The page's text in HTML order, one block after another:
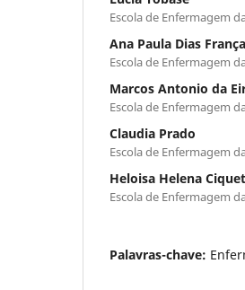
Escola de Enfermagem
Ana Paula Dias
Escola de Enfermagem
Marcos Antonio da
Escola de Enfermagem
Claudia Prado
Escola de Enfermagem
Heloisa Helena
Escola de Enfermagem
Palavras-chave: